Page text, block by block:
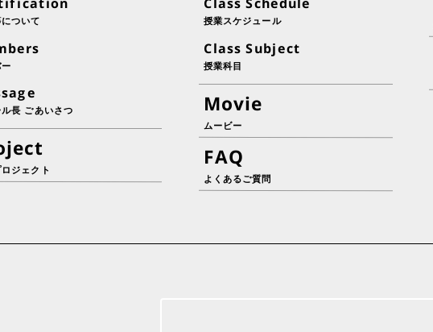
ついて
長 ごあいさつ
ジェクト
授業スケジュール
Class Subject
授業科目
Movie
ムービー
FAQ
よくあるご質問